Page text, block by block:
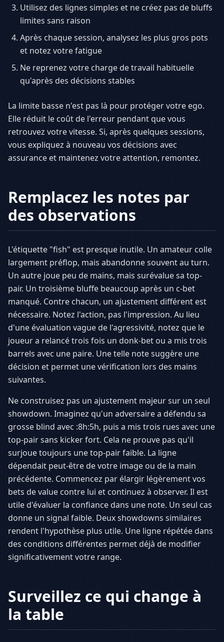
Utilisez des lignes simples et ne créez pas de bluffs
limites sans raison
Après chaque session, analysez les plus gros pots
et notez votre fatigue
Ne reprenez votre charge de travail habituelle
qu'après des décisions stables
La limite basse n'est pas là pour protéger votre ego.
Elle réduit le coût de l'erreur pendant que vous
retrouvez votre vitesse. Si, après quelques sessions,
vous expliquez à nouveau vos décisions avec
assurance et maintenez votre attention, remontez.
Remplacez les notes par
des observations
L'étiquette "fish" est presque inutile. Un amateur colle
largement préflop, mais abandonne souvent au turn.
Un autre joue peu de mains, mais surévalue sa top-
pair. Un troisième bluffe beaucoup après un c-bet
manqué. Contre chacun, un ajustement différent est
nécessaire. Notez l'action, pas l'impression. Au lieu
d'une évaluation vague de l'agressivité, notez que le
joueur a relancé trois fois un donk-bet ou a mis trois
barrels avec une paire. Une telle note suggère une
décision et permet une vérification lors des mains
suivantes.
Ne construisez pas un ajustement majeur sur un seul
showdown. Imaginez qu'un adversaire a défendu sa
grosse blind avec :8h:5h, puis a mis trois rues avec une
top-pair sans kicker fort. Cela ne prouve pas qu'il
surjoue toujours une top-pair faible. La ligne
dépendait peut-être de votre image ou de la main
précédente. Commencez par élargir légèrement vos
bets de value contre lui et continuez à observer. Il est
utile d'évaluer la confiance dans une note. Un seul cas
donne un signal faible. Deux showdowns similaires
rendent l'hypothèse plus utile. Une ligne répétée dans
des conditions différentes permet déjà de modifier
significativement votre range.
Surveillez ce qui change à
la table